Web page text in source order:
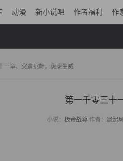
动漫 新小说吧 作者福利 作
一章、突遭挑衅，虎虎生威
第一千零三十
小说： 极帝战尊作者： 淡起